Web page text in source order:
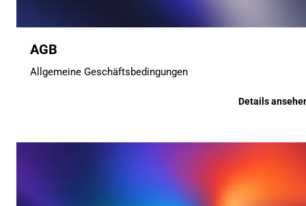
AGB
Allgemeine Geschäftsbedingungen
Details